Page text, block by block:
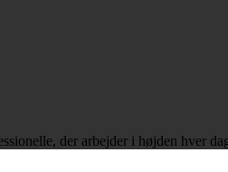
der arbejder i højden hver